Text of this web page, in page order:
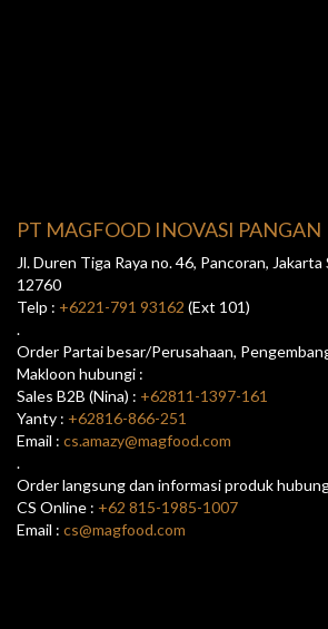
PT MAGFOOD INOVASI PANGAN
Jl. Duren Tiga Raya no. 46, Pancoran,
12760
Telp : +6221-791 93162 (Ext 101)
.
Order Partai besar/Perusahaan,
Makloon hubungi :
Sales B2B (Nina) : +62811-1397-161
Yanty : +62816-866-251
Email : cs.amazy@magfood.com
.
Order langsung dan informasi produk
CS Online : +62 815-1985-1007
Email : cs@magfood.com